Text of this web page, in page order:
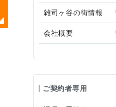
雑司ヶ谷の街情報
会社概要
ご契約者専用